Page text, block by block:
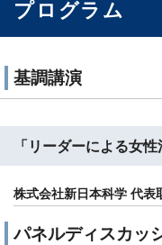
プログラム
基調講演
「リーダーによる女
株式会社新日本科学 代表
パネルディスカッ